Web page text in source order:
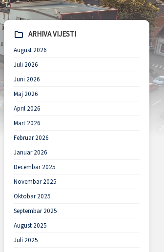
ARHIVA VIJESTI
August 2026
Juli 2026
Juni 2026
Maj 2026
April 2026
Mart 2026
Februar 2026
Januar 2026
Decembar 2025
Novembar 2025
Oktobar 2025
Septembar 2025
August 2025
Juli 2025